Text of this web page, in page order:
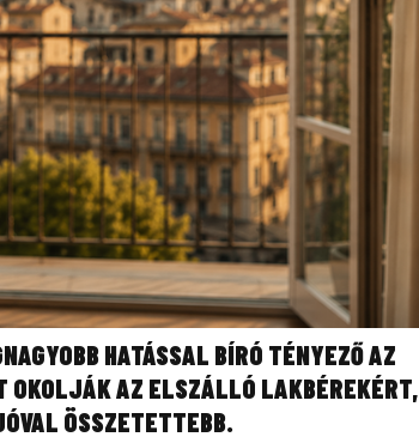
HATÁSSAL BÍRÓ TÉNYEZŐ AZ
OKOLJÁK AZ ELSZÁLLÓ LAKBÉREKÉRT,
ÖSSZETETTEBB.